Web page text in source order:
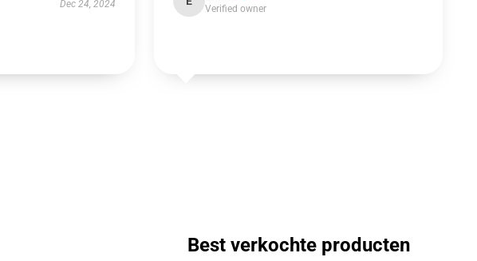
Dec 24, 2024 Verified owner
Best verkochte producten